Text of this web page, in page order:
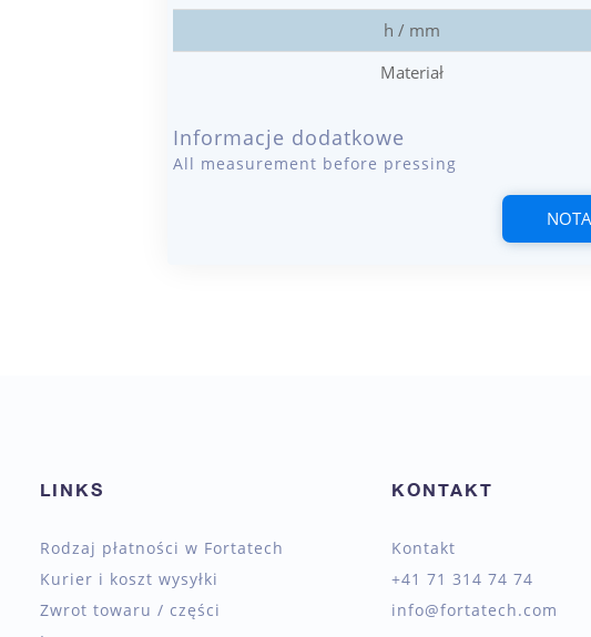
h / mm
Materiał
Informacje dodatkowe
All measurement before pressing
LINKS
Rodzaj płatności w Fortatech
Kurier i koszt wysyłki
Zwrot towaru / części
KONTAKT
Kontakt
+41 71 314 74 74
info@fortatech.com